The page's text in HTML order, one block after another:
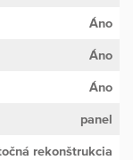
Áno
Áno
Áno
panel
rekonštrukcia